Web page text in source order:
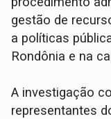
gestão de
a políticas
Rondônia e na
A investigação
representantes